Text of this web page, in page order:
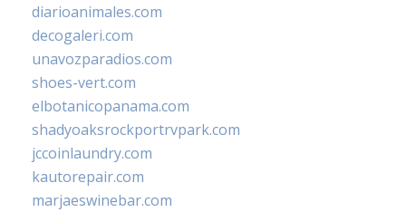
diarioanimales.com
decogaleri.com
unavozparadios.com
shoes-vert.com
elbotanicopanama.com
shadyoaksrockportrvpark.com
jccoinlaundry.com
kautorepair.com
marjaeswinebar.com